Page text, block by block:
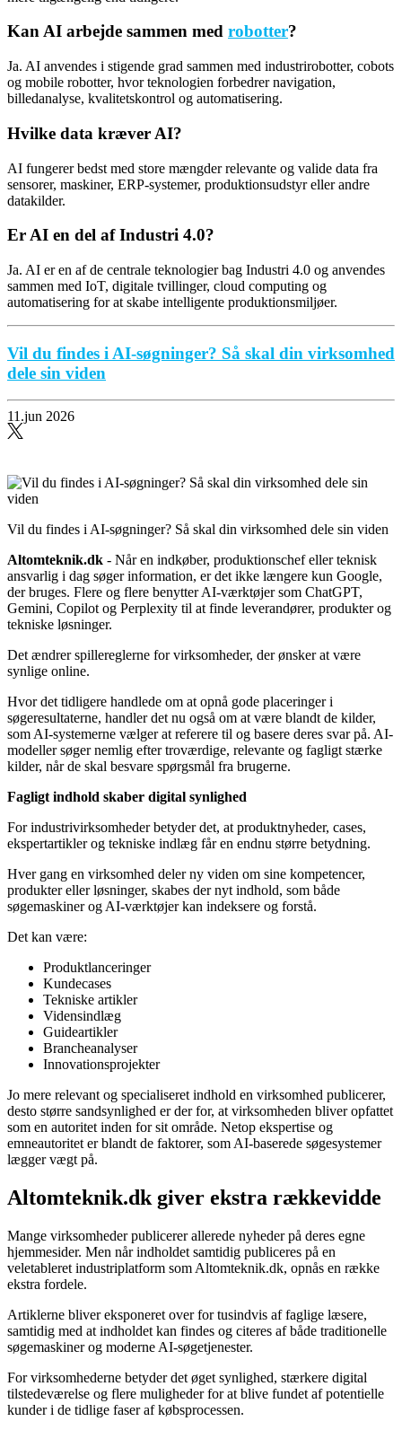
Kan AI arbejde sammen med robotter?
Ja. AI anvendes i stigende grad sammen med industrirobotter, cobots
og mobile robotter, hvor teknologien forbedrer navigation,
billedanalyse, kvalitetskontrol og automatisering.
Hvilke data kræver AI?
AI fungerer bedst med store mængder relevante og valide data fra
sensorer, maskiner, ERP-systemer, produktionsudstyr eller andre
datakilder.
Er AI en del af Industri 4.0?
Ja. AI er en af de centrale teknologier bag Industri 4.0 og anvendes
sammen med IoT, digitale tvillinger, cloud computing og
automatisering for at skabe intelligente produktionsmiljøer.
Vil du findes i AI-søgninger? Så skal din virksomhed
dele sin viden
11.jun 2026
Vil du findes i AI-søgninger? Så skal din virksomhed dele sin viden
Altomteknik.dk - Når en indkøber, produktionschef eller teknisk
ansvarlig i dag søger information, er det ikke længere kun Google,
der bruges. Flere og flere benytter AI-værktøjer som ChatGPT,
Gemini, Copilot og Perplexity til at finde leverandører, produkter og
tekniske løsninger.
Det ændrer spillereglerne for virksomheder, der ønsker at være
synlige online.
Hvor det tidligere handlede om at opnå gode placeringer i
søgeresultaterne, handler det nu også om at være blandt de kilder,
som AI-systemerne vælger at referere til og basere deres svar på. AI-
modeller søger nemlig efter troværdige, relevante og fagligt stærke
kilder, når de skal besvare spørgsmål fra brugerne.
Fagligt indhold skaber digital synlighed
For industrivirksomheder betyder det, at produktnyheder, cases,
ekspertartikler og tekniske indlæg får en endnu større betydning.
Hver gang en virksomhed deler ny viden om sine kompetencer,
produkter eller løsninger, skabes der nyt indhold, som både
søgemaskiner og AI-værktøjer kan indeksere og forstå.
Det kan være:
Produktlanceringer
Kundecases
Tekniske artikler
Vidensindlæg
Guideartikler
Brancheanalyser
Innovationsprojekter
Jo mere relevant og specialiseret indhold en virksomhed publicerer,
desto større sandsynlighed er der for, at virksomheden bliver opfattet
som en autoritet inden for sit område. Netop ekspertise og
emneautoritet er blandt de faktorer, som AI-baserede søgesystemer
lægger vægt på.
Altomteknik.dk giver ekstra rækkevidde
Mange virksomheder publicerer allerede nyheder på deres egne
hjemmesider. Men når indholdet samtidig publiceres på en
veletableret industriplatform som Altomteknik.dk, opnås en række
ekstra fordele.
Artiklerne bliver eksponeret over for tusindvis af faglige læsere,
samtidig med at indholdet kan findes og citeres af både traditionelle
søgemaskiner og moderne AI-søgetjenester.
For virksomhederne betyder det øget synlighed, stærkere digital
tilstedeværelse og flere muligheder for at blive fundet af potentielle
kunder i de tidlige faser af købsprocessen.